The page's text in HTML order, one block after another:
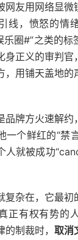
网友用网络显微
线，愤怒的情
乐圈#”之类的
身正义的审判官
，用铺天盖地
品牌方火速解
一个鲜红的“禁
人就被成功
复杂在，它最初
正有权有势的
的制裁时，取消